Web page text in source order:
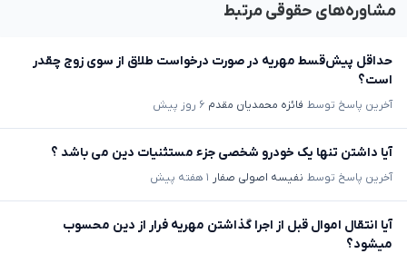
مشاوره‌های حقوقی مرتبط
حداقل پیش‌قسط مهریه در صورت درخواست طلاق از سوی زوج چقدر
است؟
آخرین پاسخ توسط فائزه محمدیان مقدم ۶ روز پیش
آیا داشتن تنها یک خودرو شخصی جزء مستثنیات دین می باشد ؟
آخرین پاسخ توسط نفیسه اصولی صفار ۱ هفته پیش
آیا انتقال اموال قبل از اجرا گذاشتن مهریه فرار از دین محسوب
میشود؟